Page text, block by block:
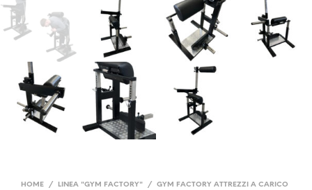
HOME / LINEA "GYM FACTORY" /
GYM FACTORY ATTREZZI A CARICO